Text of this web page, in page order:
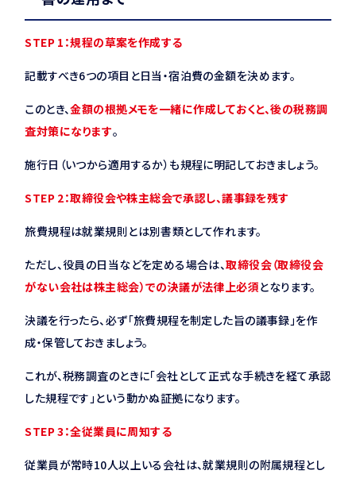
STEP 1：規程の草案を作成する
記載すべき6つの項目と日当・宿泊費の金額を決めます。
このとき、金額の根拠メモを一緒に作成しておくと、後の税務調
査対策になります。
施行日（いつから適用するか）も規程に明記しておきましょう。
STEP 2：取締役会や株主総会で承認し、議事録を残す
旅費規程は就業規則とは別書類として作れます。
ただし、役員の日当などを定める場合は、取締役会（取締役会
がない会社は株主総会）での決議が法律上必須となります。
決議を行ったら、必ず「旅費規程を制定した旨の議事録」を作
成・保管しておきましょう。
これが、税務調査のときに「会社として正式な手続きを経て承認
した規程です」という動かぬ証拠になります。
STEP 3：全従業員に周知する
従業員が常時10人以上いる会社は、就業規則の附属規程とし